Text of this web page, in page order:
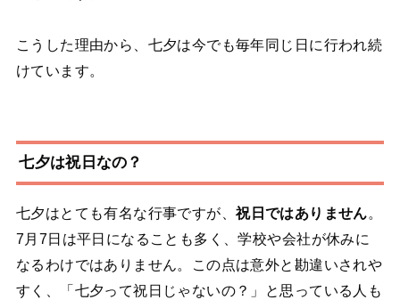
こうした理由から、七夕は今でも毎年同じ日に行われ続
けています。
七夕は祝日なの？
七夕はとても有名な行事ですが、祝日ではありません。
7月7日は平日になることも多く、学校や会社が休みに
なるわけではありません。この点は意外と勘違いされや
すく、「七夕って祝日じゃないの？」と思っている人も